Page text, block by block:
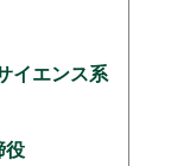
イエンス系
役